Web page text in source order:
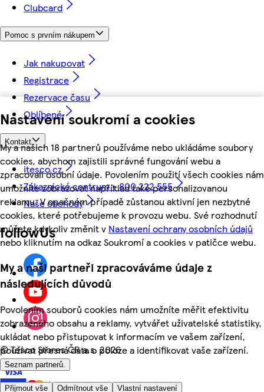
Nastavení soukromí a cookies
My a našich 18 partnerů používáme nebo ukládáme soubory
cookies, abychom zajistili správné fungování webu a
zpracovali osobní údaje. Povolením použití všech cookies nám
umožníte zobrazovat například také personalizovanou
reklamu. V opačném případě zůstanou aktivní jen nezbytné
cookies, které potřebujeme k provozu webu. Své rozhodnutí
můžete kdykoliv změnit v Nastavení ochrany osobních údajů
nebo kliknutím na odkaz Soukromí a cookies v patičce webu.
My a naši partneři zpracováváme údaje z
následujících důvodů
Povolením souborů cookies nám umožníte měřit efektivitu
zobrazeného obsahu a reklamy, vytvářet uživatelské statistiky,
ukládat nebo přistupovat k informacím ve vašem zařízení,
používat přesná data o poloze a identifikovat vaše zařízení.
Seznam partnerů.
Přijmout vše Odmítnout vše Vlastní nastavení
Clubcard
Pomoc s prvním nákupem
Jak nakupovat
Registrace
Rezervace času
Oblíbené
Kontakt
itesco.cz
Zákaznické centrum - 800 222 555
Naše obchody
followUs
©Tesco Stores ČR a.s. 2026